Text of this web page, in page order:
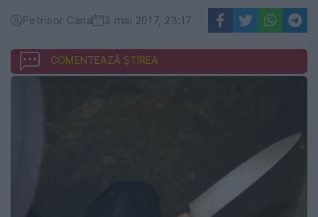
Petrisor Cana 3 mai 2017, 23:17
COMENTEAZĂ ȘTIREA